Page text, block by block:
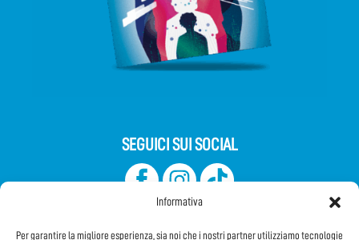
Informativa
Per garantire la migliore esperienza, sia noi che i nostri partner utilizziamo tecnologie
SEGUICI SUI SOCIAL